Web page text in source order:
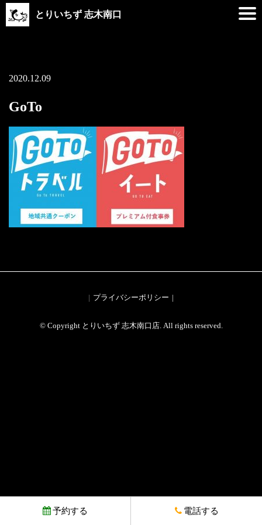
とりいちず 志木南口
2020.12.09
GoTo
プライバシーポリシー
© Copyright とりいちず 志木南口店. All rights reserved.
予約する 電話する